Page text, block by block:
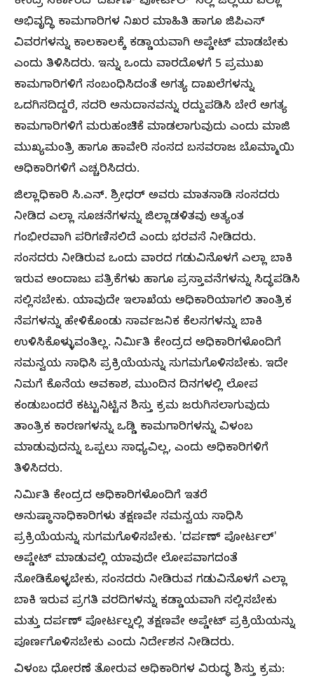
ಅಭಿವೃದ್ಧಿ ಕಾಮಗಾರಿಗಳ ನಿಖರ ಮಾಹಿತಿ ಹಾಗೂ ಜಿಪಿಎಸ್
ವಿವರಗಳನ್ನು ಕಾಲಕಾಲಕ್ಕೆ ಕಡ್ಡಾಯವಾಗಿ ಅಪ್ಡೇಟ್ ಮಾಡಬೇಕು
ಎಂದು ತಿಳಿಸಿದರು. ಇನ್ನು ಒಂದು ವಾರದೊಳಗೆ 5 ಪ್ರಮುಖ
ಕಾಮಗಾರಿಗಳಿಗೆ ಸಂಬಂಧಿಸಿದಂತೆ ಅಗತ್ಯ ದಾಖಲೆಗಳನ್ನು
ಒದಗಿಸದಿದ್ದರೆ, ಸದರಿ ಅನುದಾನವನ್ನು ರದ್ದುಪಡಿಸಿ ಬೇರೆ ಅಗತ್ಯ
ಕಾಮಗಾರಿಗಳಿಗೆ ಮರುಹಂಚಿಕೆ ಮಾಡಲಾಗುವುದು ಎಂದು ಮಾಜಿ
ಮುಖ್ಯಮಂತ್ರಿ ಹಾಗೂ ಹಾವೇರಿ ಸಂಸದ ಬಸವರಾಜ ಬೊಮ್ಮಾಯಿ
ಅಧಿಕಾರಿಗಳಿಗೆ ಎಚ್ಚರಿಸಿದರು.
ಜಿಲ್ಲಾಧಿಕಾರಿ ಸಿ.ಎನ್. ಶ್ರೀಧರ್ ಅವರು ಮಾತನಾಡಿ ಸಂಸದರು
ನೀಡಿದ ಎಲ್ಲಾ ಸೂಚನೆಗಳನ್ನು ಜಿಲ್ಲಾಡಳಿತವು ಅತ್ಯಂತ
ಗಂಭೀರವಾಗಿ ಪರಿಗಣಿಸಲಿದೆ ಎಂದು ಭರವಸೆ ನೀಡಿದರು.
ಸಂಸದರು ನೀಡಿರುವ ಒಂದು ವಾರದ ಗಡುವಿನೊಳಗೆ ಎಲ್ಲಾ ಬಾಕಿ
ಇರುವ ಅಂದಾಜು ಪತ್ರಿಕೆಗಳು ಹಾಗೂ ಪ್ರಸ್ತಾವನೆಗಳನ್ನು ಸಿದ್ಧಪಡಿಸಿ
ಸಲ್ಲಿಸಬೇಕು. ಯಾವುದೇ ಇಲಾಖೆಯ ಅಧಿಕಾರಿಯಾಗಲಿ ತಾಂತ್ರಿಕ
ನೆಪಗಳನ್ನು ಹೇಳಿಕೊಂಡು ಸಾರ್ವಜನಿಕ ಕೆಲಸಗಳನ್ನು ಬಾಕಿ
ಉಳಿಸಿಕೊಳ್ಳುವಂತಿಲ್ಲ. ನಿರ್ಮಿತಿ ಕೇಂದ್ರದ ಅಧಿಕಾರಿಗಳೊಂದಿಗೆ
ಸಮನ್ವಯ ಸಾಧಿಸಿ ಪ್ರಕ್ರಿಯೆಯನ್ನು ಸುಗಮಗೊಳಿಸಬೇಕು. ಇದೇ
ನಿಮಗೆ ಕೊನೆಯ ಅವಕಾಶ, ಮುಂದಿನ ದಿನಗಳಲ್ಲಿ ಲೋಪ
ಕಂಡುಬಂದರೆ ಕಟ್ಟುನಿಟ್ಟಿನ ಶಿಸ್ತು ಕ್ರಮ ಜರುಗಿಸಲಾಗುವುದು
ತಾಂತ್ರಿಕ ಕಾರಣಗಳನ್ನು ಒಡ್ಡಿ ಕಾಮಗಾರಿಗಳನ್ನು ವಿಳಂಬ
ಮಾಡುವುದನ್ನು ಒಪ್ಪಲು ಸಾಧ್ಯವಿಲ್ಲ, ಎಂದು ಅಧಿಕಾರಿಗಳಿಗೆ
ತಿಳಿಸಿದರು.
ನಿರ್ಮಿತಿ ಕೇಂದ್ರದ ಅಧಿಕಾರಿಗಳೊಂದಿಗೆ ಇತರೆ
ಅನುಷ್ಠಾನಾಧಿಕಾರಿಗಳು ತಕ್ಷಣವೇ ಸಮನ್ವಯ ಸಾಧಿಸಿ
ಪ್ರಕ್ರಿಯೆಯನ್ನು ಸುಗಮಗೊಳಿಸಬೇಕು. 'ದರ್ಪಣ್ ಪೋರ್ಟಲ್'
ಅಪ್ಡೇಟ್ ಮಾಡುವಲ್ಲಿ ಯಾವುದೇ ಲೋಪವಾಗದಂತೆ
ನೋಡಿಕೊಳ್ಳಬೇಕು, ಸಂಸದರು ನೀಡಿರುವ ಗಡುವಿನೊಳಗೆ ಎಲ್ಲಾ
ಬಾಕಿ ಇರುವ ಪ್ರಗತಿ ವರದಿಗಳನ್ನು ಕಡ್ಡಾಯವಾಗಿ ಸಲ್ಲಿಸಬೇಕು
ಮತ್ತು ದರ್ಪಣ್ ಪೋರ್ಟಲ್ನಲ್ಲಿ ತಕ್ಷಣವೇ ಅಪ್ಡೇಟ್ ಪ್ರಕ್ರಿಯೆಯನ್ನು
ಪೂರ್ಣಗೊಳಿಸಬೇಕು ಎಂದು ನಿರ್ದೇಶನ ನೀಡಿದರು.
ವಿಳಂಬ ಧೋರಣೆ ತೋರುವ ಅಧಿಕಾರಿಗಳ ವಿರುದ್ಧ ಶಿಸ್ತು ಕ್ರಮ: